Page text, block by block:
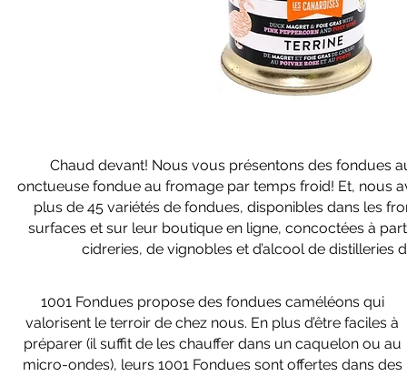
Chaud devant! Nous vous présentons des fondues
onctueuse fondue au fromage par temps froid! Et, nous
plus de 45 variétés de fondues, disponibles dans les
surfaces et sur leur boutique en ligne, concoctées à
cidreries, de vignobles et d’alcool de distilleries
1001 Fondues propose des fondues caméléons qui
valorisent le terroir de chez nous. En plus d’être faciles à
préparer (il suffit de les chauffer dans un caquelon ou au
micro-ondes), leurs 1001 Fondues sont offertes dans des